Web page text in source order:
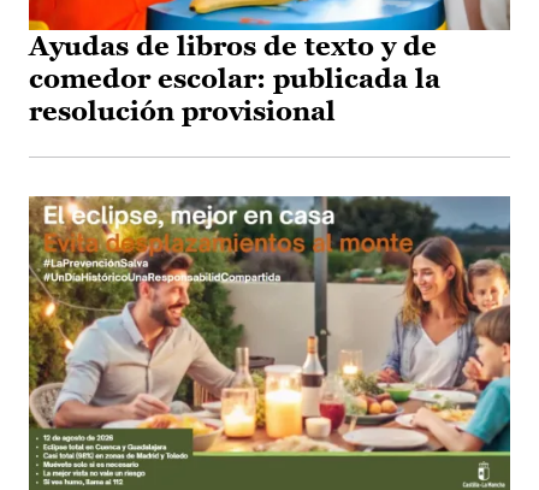
Ayudas de libros de texto y de
comedor escolar: publicada la
resolución provisional